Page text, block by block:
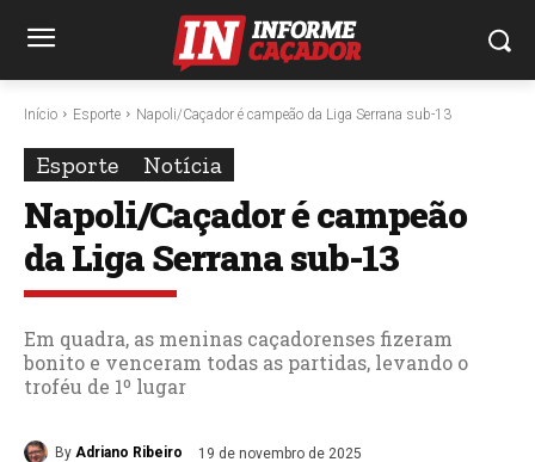
Início Esporte Napoli/Caçador é campeão da Liga Serrana sub-13
Esporte Notícia
Napoli/Caçador é campeão
da Liga Serrana sub-13
Em quadra, as meninas caçadorenses fizeram
bonito e venceram todas as partidas, levando o
troféu de 1º lugar
By Adriano Ribeiro 19 de novembro de 2025